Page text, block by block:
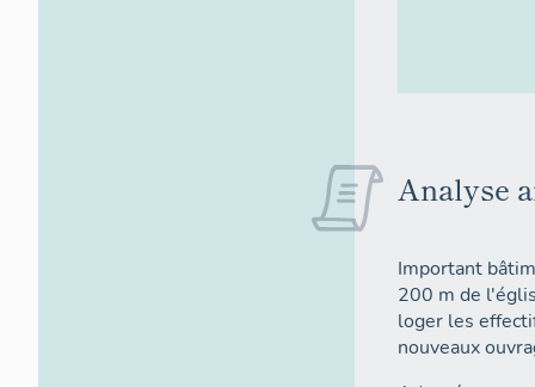
Analyse
Important
200 m de
loger les
nouveaux